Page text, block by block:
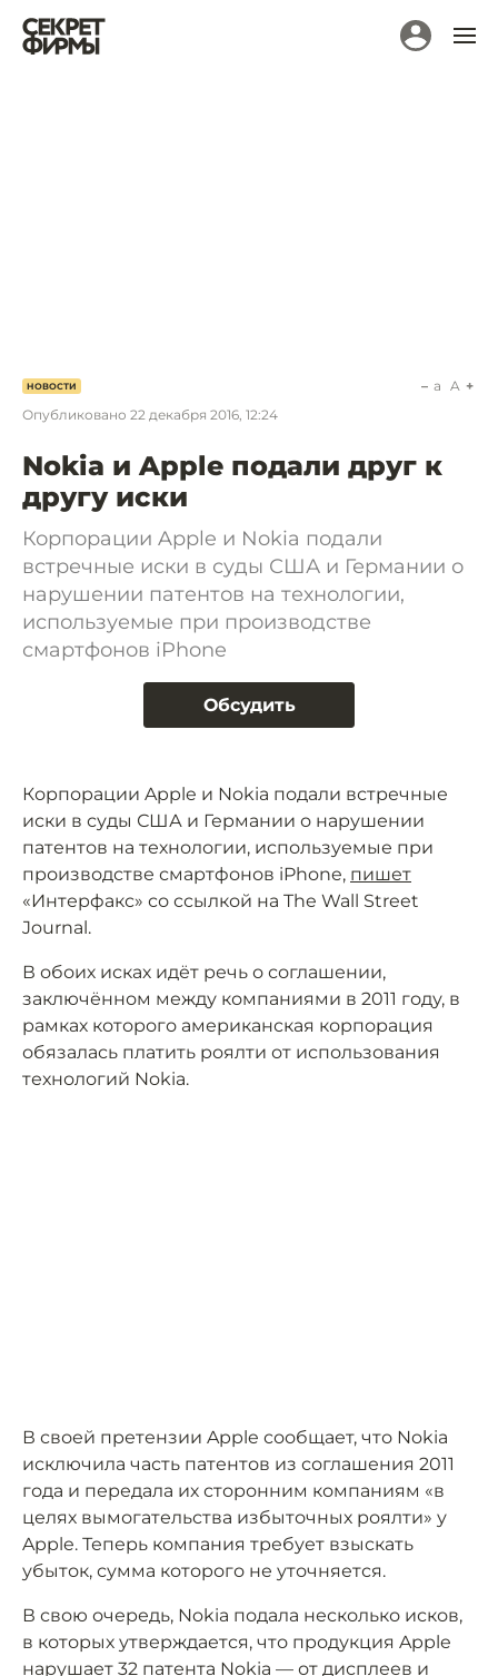
НОВОСТИ
Опубликовано 22 декабря 2016, 12:24
a A
Nokia и Apple подали друг к
другу иски
Корпорации Apple и Nokia подали
встречные иски в суды США и Германии о
нарушении патентов на технологии,
используемые при производстве
смартфонов iPhone
Обсудить
Корпорации Apple и Nokia подали встречные
иски в суды США и Германии о нарушении
патентов на технологии, используемые при
производстве смартфонов iPhone, пишет
«Интерфакс» со ссылкой на The Wall Street
Journal.
В обоих исках идёт речь о соглашении,
заключённом между компаниями в 2011 году, в
рамках которого американская корпорация
обязалась платить роялти от использования
технологий Nokia.
В своей претензии Apple сообщает, что Nokia
исключила часть патентов из соглашения 2011
года и передала их сторонним компаниям «в
целях вымогательства избыточных роялти» у
Apple. Теперь компания требует взыскать
убыток, сумма которого не уточняется.
В свою очередь, Nokia подала несколько исков,
в которых утверждается, что продукция Apple
нарушает 32 патента Nokia — от дисплеев и